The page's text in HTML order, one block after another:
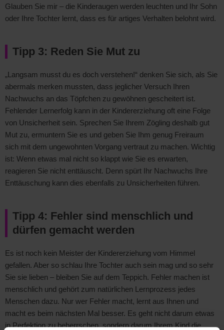
Glauben Sie mir – die Kinderaugen werden leuchten und Ihr Sohn
oder Ihre Tochter lernt, dass es für artiges Verhalten belohnt wird.
Tipp 3: Reden Sie Mut zu
„Langsam musst du es doch verstehen!“ denken Sie sich, als Sie
abermals merken mussten, dass jeglicher Versuch Ihren
Nachwuchs an das Töpfchen zu gewöhnen gescheitert ist.
Fehlender Lernerfolg kann in der Kindererziehung oft eine Folge
von Unsicherheit sein. Sprechen Sie Ihrem Zögling deshalb gut
Mut zu, ermuntern Sie es und geben Sie Ihm genug Freiraum
sich mit dem ungewohnten Vorgang vertraut zu machen. Wichtig
ist: Wenn etwas mal nicht so klappt wie Sie es erwarten,
reagieren Sie nicht enttäuscht. Denn spürt Ihr Nachwuchs Ihre
Enttäuschung kann dies ebenfalls zu Unsicherheiten führen.
Tipp 4: Fehler sind menschlich und
dürfen gemacht werden
Es ist noch kein Meister der Kindererziehung vom Himmel
gefallen. Aber so schlau Ihre Tochter auch sein mag und so sehr
Sie sie lieben – bleiben Sie auf dem Teppich. Fehler machen ist
menschlich und gehört zum natürlichen Lernprozess jedes
Menschen dazu. Nur wer Fehler macht, lernt aus Ihnen und
macht es beim nächsten Mal besser. Es geht nicht darum etwas
in Perfektion zu beherrschen, sondern darum Ihrem Kind die